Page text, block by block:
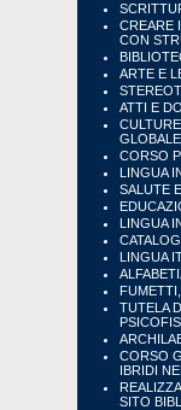
CREARE
CON
ARTE E
ATTI E
CORSO
LINGUA
SALUTE
LINGUA
LINGUA
TUTELA
CORSO
IBRIDI
SITO